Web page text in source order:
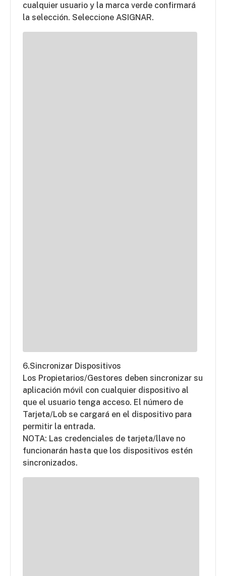
cualquier usuario y la marca verde confirmará
la selección. Seleccione ASIGNAR.
6.Sincronizar Dispositivos
Los Propietarios/Gestores deben sincronizar su
aplicación móvil con cualquier dispositivo al
que el usuario tenga acceso. El número de
Tarjeta/Lob se cargará en el dispositivo para
permitir la entrada.
NOTA: Las credenciales de tarjeta/llave no
funcionarán hasta que los dispositivos estén
sincronizados.